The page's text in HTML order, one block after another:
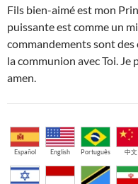
Fils bien-aimé est mon
puissante est comme un
commandements sont
la communion avec Toi. Je
amen.
Español English Português 中文